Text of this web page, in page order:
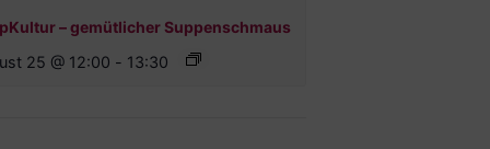
– gemütlicher Suppenschmaus
25 @ 12:00 - 13:30